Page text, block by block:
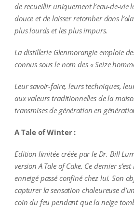
de recueillir uniquement l’eau-de-vie
douce et de laisser retomber dans
plus lourds et les plus impurs.
La distillerie Glenmorangie emploie
connus sous le nom des « Seize
Leur savoir-faire, leurs techniques,
aux valeurs traditionnelles de la
transmises de génération en
A Tale of Winter :
Edition limitée créée par le Dr. Bill
version A Tale of Cake. Ce dernier
enneigé passé confiné chez lui. Son
capturer la sensation chaleureuse
coin du feu pendant que la neige